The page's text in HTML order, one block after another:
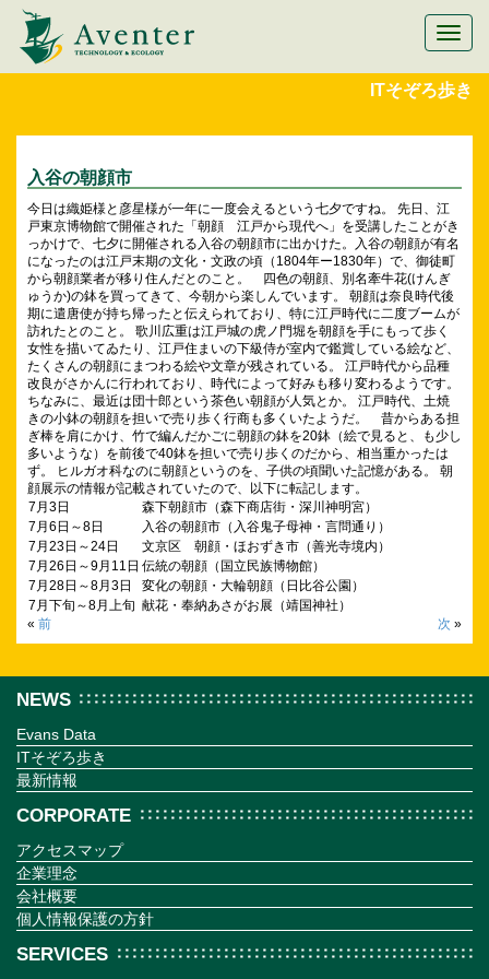
メ
ニ
ュ
ー
ITそぞろ歩き
入谷の朝顔市
今日は織姫様と彦星様が一年に一度会えるという七夕ですね。 先日、江
戸東京博物館で開催された「朝顔 江戸から現代へ」を受講したことがき
っかけで、七夕に開催される入谷の朝顔市に出かけた。入谷の朝顔が有名
になったのは江戸末期の文化・文政の頃（1804年ー1830年）で、御徒町
から朝顔業者が移り住んだとのこと。 四色の朝顔、別名牽牛花(けんぎ
ゅうか)の鉢を買ってきて、今朝から楽しんでいます。 朝顔は奈良時代後
期に遣唐使が持ち帰ったと伝えられており、特に江戸時代に二度ブームが
訪れたとのこと。 歌川広重は江戸城の虎ノ門堀を朝顔を手にもって歩く
女性を描いてゐたり、江戸住まいの下級侍が室内で鑑賞している絵など、
たくさんの朝顔にまつわる絵や文章が残されている。 江戸時代から品種
改良がさかんに行われており、時代によって好みも移り変わるようです。
ちなみに、最近は団十郎という茶色い朝顔が人気とか。 江戸時代、土焼
きの小鉢の朝顔を担いで売り歩く行商も多くいたようだ。 昔からある担
ぎ棒を肩にかけ、竹で編んだかごに朝顔の鉢を20鉢（絵で見ると、も少し
多いような）を前後で40鉢を担いで売り歩くのだから、相当重かったは
ず。 ヒルガオ科なのに朝顔というのを、子供の頃聞いた記憶がある。 朝
顔展示の情報が記載されていたので、以下に転記します。
7月3日
森下朝顔市（森下商店街・深川神明宮）
7月6日～8日
入谷の朝顔市（入谷鬼子母神・言問通り）
7月23日～24日
文京区 朝顔・ほおずき市（善光寺境内）
7月26日～9月11日 伝統の朝顔（国立民族博物館）
7月28日～8月3日
変化の朝顔・大輪朝顔（日比谷公園）
7月下旬～8月上旬 献花・奉納あさがお展（靖国神社）
次 »
« 前
NEWS
Evans Data
ITそぞろ歩き
最新情報
CORPORATE
アクセスマップ
企業理念
会社概要
個人情報保護の方針
SERVICES